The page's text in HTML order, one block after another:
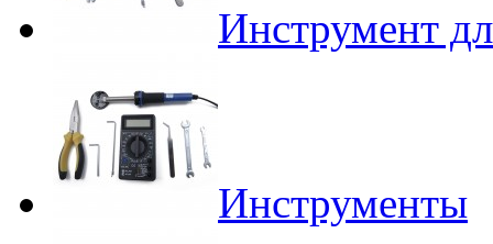
Инструмент
Инструменты